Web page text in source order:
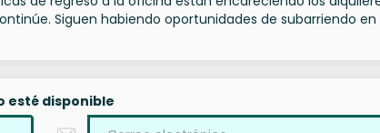
Siguen habiendo oportunidades de subarriendo en
esté disponible